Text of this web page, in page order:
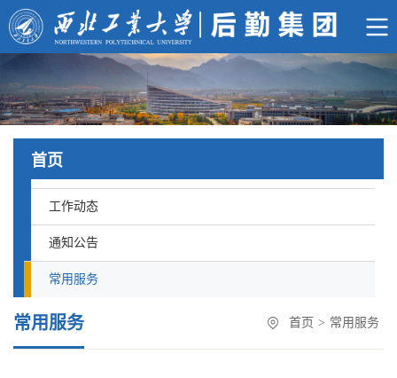
首页
工作动态
通知公告
常用服务
常用服务 首页 > 常用服务